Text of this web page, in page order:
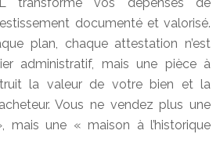
transforme vos dépenses de
documenté et valorisé.
plan, chaque attestation n’est
administratif, mais une pièce à
la valeur de votre bien et la
Vous ne vendez plus une
mais une « maison à l’historique